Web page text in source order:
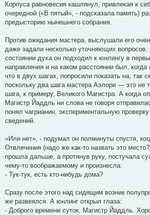
Корпуса равновесия кашлянул, привлекая к
очередной («В пятый», - подсказала память)
предысторию нынешнего собрания.
Против ожидания мастера, выслушали его
даже задали несколько уточняющих
состоянии духа он подходил к юнлингу в
направления и на каком расстоянии был,
что в двух шагах, попросили показать на, так
поскольку два шага мастера Аэлори — это не
шага, к примеру, Великого Магистра. А когда
Магистр Йаддль ни слова не говоря
понял чагрианин, экспериментальную
сведений.
«Или нет», - подумал он полминуты спустя,
Отвлечения (надо же как-то назвать это
прошла дальше, а протянув руку, постучала
чему-то воображаемому и произнесла:
- Тук-тук, есть кто-нибудь дома?
Сразу после этого над сидящим возник
же развеялся. А юнлинг открыл глаза:
- Доброго времени суток, Магистр Йаддль.